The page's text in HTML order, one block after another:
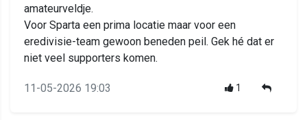
amateurveldje.
Voor Sparta een prima locatie maar voor een
eredivisie-team gewoon beneden peil. Gek hé dat er
niet veel supporters komen.
11-05-2026 19:03 1